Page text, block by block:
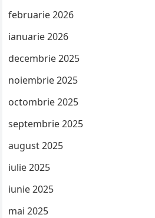
februarie 2026
ianuarie 2026
decembrie 2025
noiembrie 2025
octombrie 2025
septembrie 2025
august 2025
iulie 2025
iunie 2025
mai 2025